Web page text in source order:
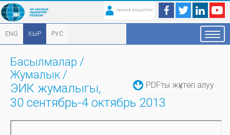
ЭИККЕ КОШУЛУУ
ENG КЫР РУС
PDFты жүктөп алуу
Басылмалар /
Жумалык /
ЭИК жумалыгы,
30 сентябрь-4 октябрь 2013